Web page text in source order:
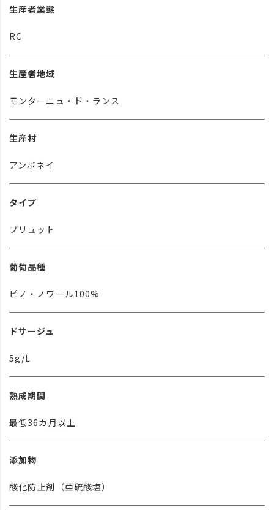
生産者業態
RC
生産者地域
モンターニュ・ド・ランス
生産村
アンボネイ
タイプ
ブリュット
葡萄品種
ピノ・ノワール100%
ドサージュ
5g/L
熟成期間
最低36カ月以上
添加物
酸化防止剤（亜硫酸塩）